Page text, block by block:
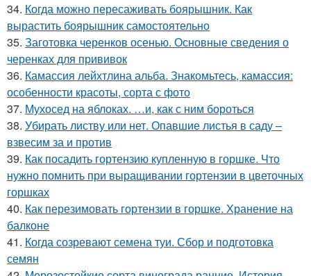
34. Когда можно пересаживать боярышник. Как
вырастить боярышник самостоятельно
35. Заготовка черенков осенью. Основные сведения о
черенках для прививок
36. Камассия лейхтлина альба. Знакомьтесь, камассия:
особенности красоты, сорта с фото
37. Мухосед на яблоках. …и, как с ним бороться
38. Убирать листву или нет. Опавшие листья в саду –
взвесим за и против
39. Как посадить гортензию купленную в горшке. Что
нужно помнить при выращивании гортензии в цветочных
горшках
40. Как перезимовать гортензии в горшке. Хранение на
балконе
41. Когда созревают семена туи. Сбор и подготовка
семян